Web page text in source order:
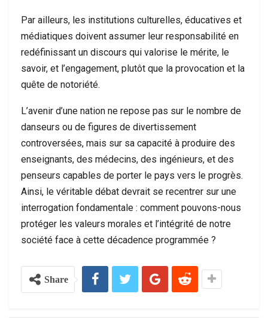
Par ailleurs, les institutions culturelles, éducatives et
médiatiques doivent assumer leur responsabilité en
redéfinissant un discours qui valorise le mérite, le
savoir, et l’engagement, plutôt que la provocation et la
quête de notoriété.
L’avenir d’une nation ne repose pas sur le nombre de
danseurs ou de figures de divertissement
controversées, mais sur sa capacité à produire des
enseignants, des médecins, des ingénieurs, et des
penseurs capables de porter le pays vers le progrès.
Ainsi, le véritable débat devrait se recentrer sur une
interrogation fondamentale : comment pouvons-nous
protéger les valeurs morales et l’intégrité de notre
société face à cette décadence programmée ?
Share